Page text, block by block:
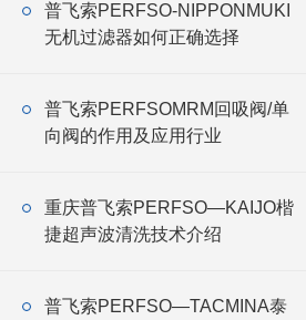
普飞索PERFSO-NIPPONMUKI
无机过滤器如何正确选择
普飞索PERFSOMRM回吸阀/单
向阀的作用及应用行业
重庆普飞索PERFSO—KAIJO楷
捷超声波清洗技术介绍
普飞索PERFSO—TACMINA泰